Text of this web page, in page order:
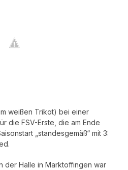
weißen Trikot) bei einer
die FSV-Erste, die am Ende
„standesgemäß“ mit 3:
der Halle in Marktoffingen war